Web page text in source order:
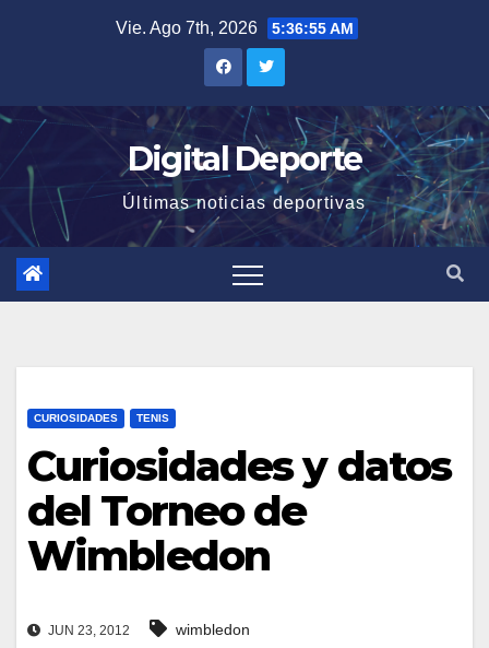
Vie. Ago 7th, 2026 5:36:56 AM
Digital Deporte
Últimas noticias deportivas
CURIOSIDADES TENIS
Curiosidades y datos
del Torneo de
Wimbledon
JUN 23, 2012 wimbledon